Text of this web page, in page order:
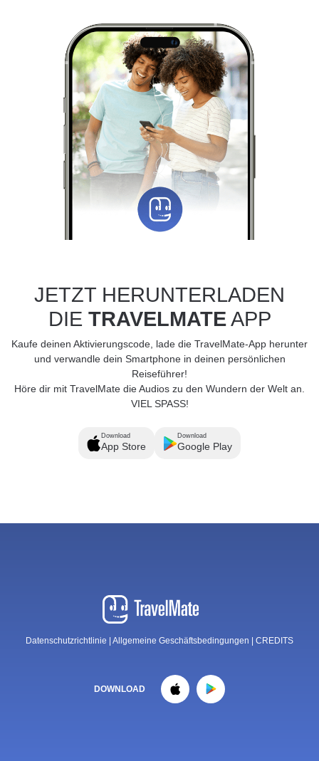
JETZT HERUNTERLADEN
DIE TRAVELMATEAPP
Kaufe deinen Aktivierungscode, lade die TravelMate-App herunter
und verwandle dein Smartphone in deinen persönlichen
Reiseführer!
Höre dir mit TravelMate die Audios zu den Wundern der Welt an.
VIEL SPASS!
Download
App Store
Download
Google Play
Datenschutzrichtlinie Allgemeine Geschäftsbedingungen CREDITS
DOWNLOAD